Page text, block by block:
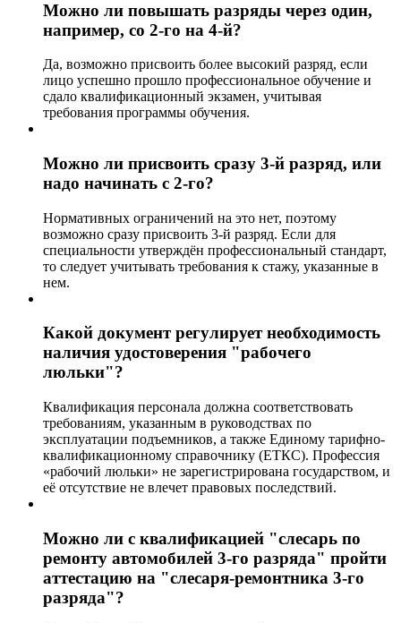
Можно ли повышать разряды через один,
например, со 2-го на 4-й?
Да, возможно присвоить более высокий разряд, если
лицо успешно прошло профессиональное обучение и
сдало квалификационный экзамен, учитывая
требования программы обучения.
Можно ли присвоить сразу 3-й разряд, или
надо начинать с 2-го?
Нормативных ограничений на это нет, поэтому
возможно сразу присвоить 3-й разряд. Если для
специальности утверждён профессиональный стандарт,
то следует учитывать требования к стажу, указанные в
нем.
Какой документ регулирует необходимость
наличия удостоверения "рабочего
люльки"?
Квалификация персонала должна соответствовать
требованиям, указанным в руководствах по
эксплуатации подъемников, а также Единому тарифно-
квалификационному справочнику (ЕТКС). Профессия
«рабочий люльки» не зарегистрирована государством, и
её отсутствие не влечет правовых последствий.
Можно ли с квалификацией "слесарь по
ремонту автомобилей 3-го разряда" пройти
аттестацию на "слесаря-ремонтника 3-го
разряда"?